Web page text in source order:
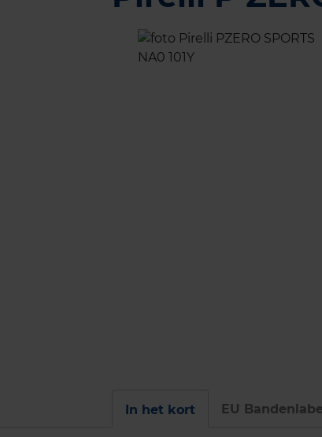
In het kort EU Bandenlabel